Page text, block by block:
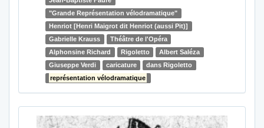
"Grande Représentation vélodramatique"
Henriot [Henri Maigrot dit Henriot (aussi Pit)]
Gabrielle Krauss
Théâtre de l'Opéra
Alphonsine Richard
Rigoletto
Albert Saléza
Giuseppe Verdi
caricature
dans Rigoletto
représentation vélodramatique